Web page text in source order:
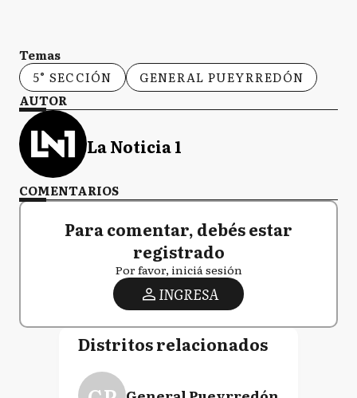
Temas
5° SECCIÓN
GENERAL PUEYRREDÓN
AUTOR
La Noticia 1
COMENTARIOS
Para comentar, debés estar
registrado
Por favor, iniciá sesión
INGRESA
Distritos relacionados